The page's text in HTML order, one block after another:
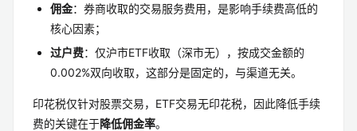
佣金：券商收取的交易服务费用，是影响手续费高低的
核心因素；
过户费：仅沪市ETF收取（深市无），按成交金额的
0.002%双向收取，这部分是固定的，与渠道无关。
印花税仅针对股票交易，ETF交易无印花税，因此降低手续
费的关键在于降低佣金率。